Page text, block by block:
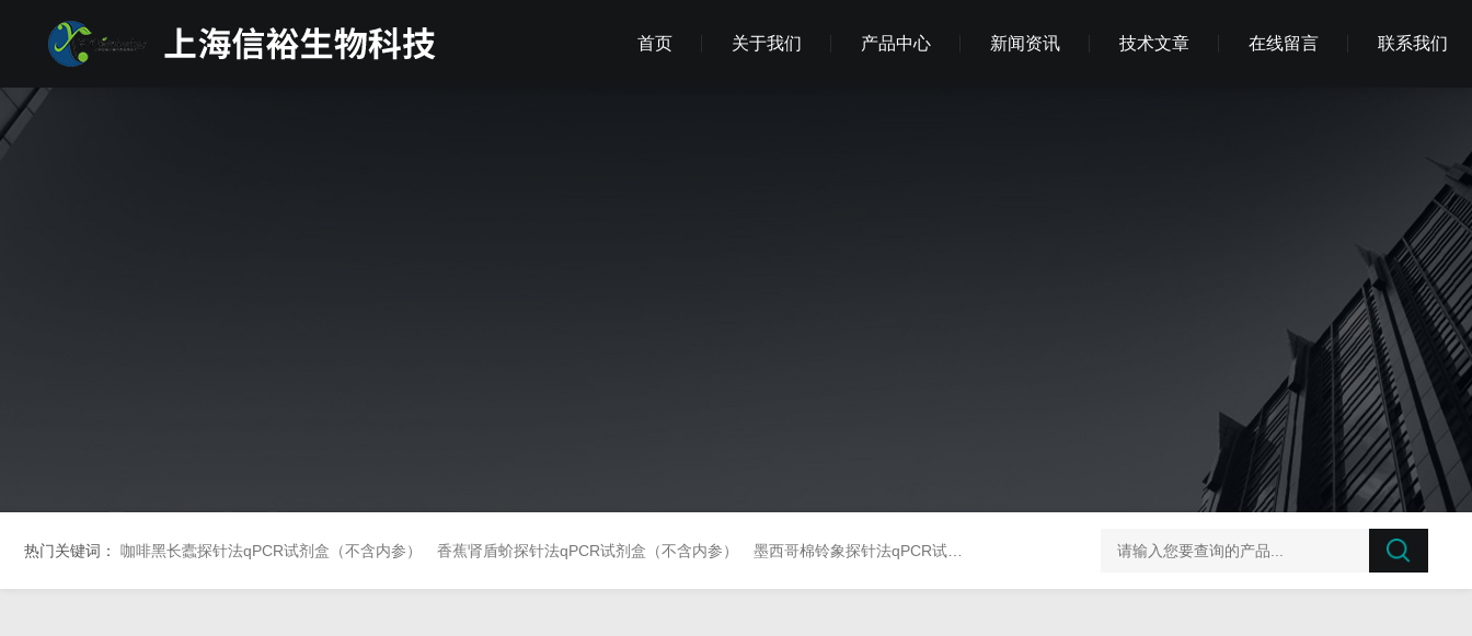
首页 关于我们 产品中心 新闻资讯 技术文章 在线留言 联系我们
热门关键词： 咖啡黑长蠹探针法qPCR试剂盒（不含内参） 香蕉肾盾蚧探针法qPCR试剂盒（不含内参） 墨西哥棉铃象探针法qPCR试剂盒（不含内参） 榛子东部枯萎病菌探针法qPCR试剂盒不含内参